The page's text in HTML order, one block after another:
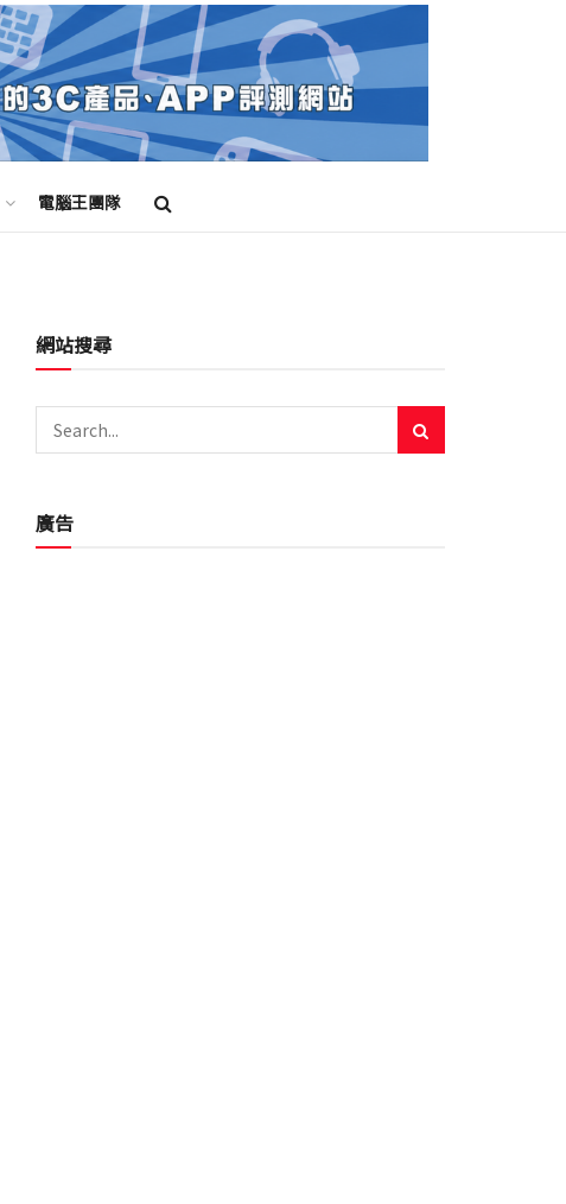
電腦王團隊
網站搜尋
廣告